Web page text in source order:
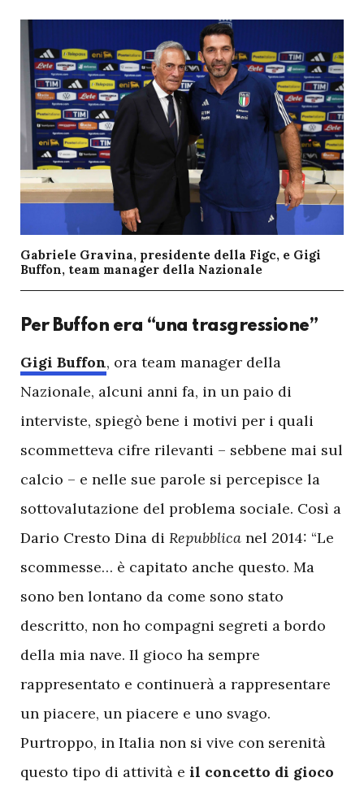
Gabriele Gravina, presidente della Figc, e Gigi
Buffon, team manager della Nazionale
Per Buffon era “una trasgressione”
Gigi Buffon, ora team manager della
Nazionale, alcuni anni fa, in un paio di
interviste, spiegò bene i motivi per i quali
scommetteva cifre rilevanti – sebbene mai sul
calcio – e nelle sue parole si percepisce la
sottovalutazione del problema sociale. Così a
Dario Cresto Dina di Repubblica nel 2014: “Le
scommesse… è capitato anche questo. Ma
sono ben lontano da come sono stato
descritto, non ho compagni segreti a bordo
della mia nave. Il gioco ha sempre
rappresentato e continuerà a rappresentare
un piacere, un piacere e uno svago.
Purtroppo, in Italia non si vive con serenità
questo tipo di attività e il concetto di gioco